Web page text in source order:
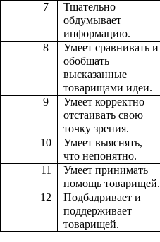
7
Тщательно
обдумывает
информацию.
8
Умеет сравнивать и
обобщать
высказанные
товарищами идеи.
9
Умеет корректно
отстаивать свою
точку зрения.
10
Умеет выяснять,
что непонятно.
11
Умеет принимать
помощь товарищей.
12
Подбадривает и
поддерживает
товарищей.